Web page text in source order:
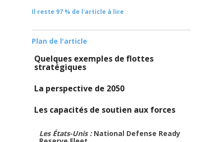
Il reste 97 % de l'article à lire
Plan de l'article
Quelques exemples de flottes
stratégiques
La perspective de 2050
Les capacités de soutien aux forces
Les États-Unis : National Defense Ready